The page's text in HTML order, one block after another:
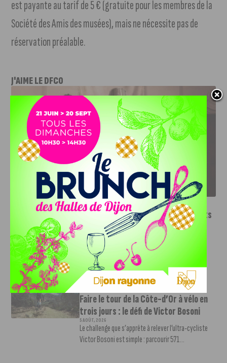
est payante au tarif de 5 € (gratuite pour les membres de la
Société des Amis des musées), mais ne nécessite pas de
réservation préalable.
J'AIME LE DFCO
LE DFCO DÉVOILE SES NOUVEAUX MAILLOTS POUR LA
SAISON 2026-2027
INFOS,SPORT
Le DFCO dévoile ses nouveaux maillots
pour la saison 2026-2027
6 AOÛT, 2026
Le club dijonnais a présenté ses nouveaux maillots
pour son retour en Ligue 2....
INFOS,SPORT
Faire le tour de la Côte-d’Or à vélo en
trois jours : le défi de Victor Bosoni
5 AOÛT, 2026
Le challenge que s’apprête à relever l’ultra-cycliste
Victor Bosoni est simple : parcourir 571...